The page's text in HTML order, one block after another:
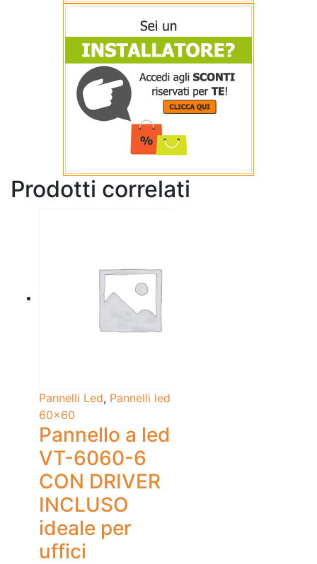
Prodotti correlati
Pannelli Led, Pannelli led
60x60
Pannello a led
VT-6060-6
CON DRIVER
INCLUSO
ideale per
uffici